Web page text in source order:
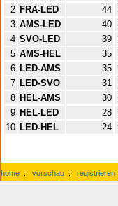
2 FRA-LED 44
3 AMS-LED 40
4 SVO-LED 39
5 AMS-HEL 35
6 LED-AMS 35
7 LED-SVO 31
8 HEL-AMS 30
9 HEL-LED 28
10 LED-HEL 24
home : vorschau : registrieren